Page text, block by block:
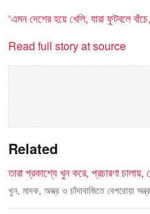
‘এমন দেশের হয়ে খেলি, যারা ফুটবলে
Read full story at source
Related
তারা প্রকাশ্যে খুন করে, প্রচারণা
খুন, মাদক, অস্ত্র ও চাঁদাবাজিতে বেপরোয়া